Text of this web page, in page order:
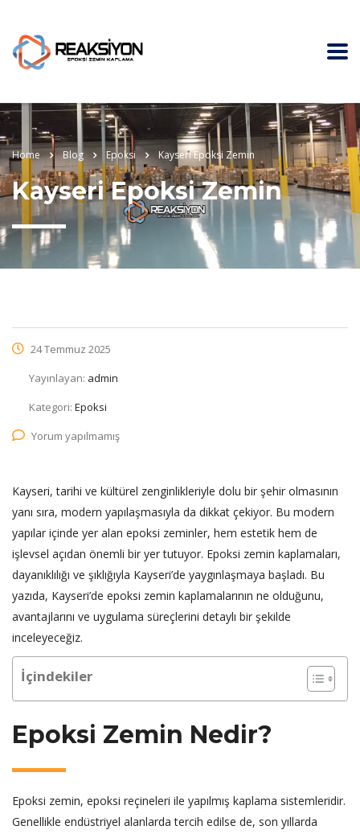
Home Blog Epoksi Kayseri Epoksi Zemin
Kayseri Epoksi Zemin
24 Temmuz 2025
Yayınlayan: admin
Kategori: Epoksi
Yorum yapılmamış
Kayseri, tarihi ve kültürel zenginlikleriyle dolu bir şehir olmasının
yanı sıra, modern yapılaşmasıyla da dikkat çekiyor. Bu modern
yapılar içinde yer alan epoksi zeminler, hem estetik hem de
işlevsel açıdan önemli bir yer tutuyor. Epoksi zemin kaplamaları,
dayanıklılığı ve şıklığıyla Kayseri’de yaygınlaşmaya başladı. Bu
yazıda, Kayseri’de epoksi zemin kaplamalarının ne olduğunu,
avantajlarını ve uygulama süreçlerini detaylı bir şekilde
inceleyeceğiz.
İçindekiler
Epoksi Zemin Nedir?
Epoksi zemin, epoksi reçineleri ile yapılmış kaplama sistemleridir.
Genellikle endüstriyel alanlarda tercih edilse de, son yıllarda